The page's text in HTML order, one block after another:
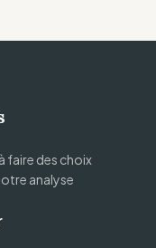
faire des choix
analyse